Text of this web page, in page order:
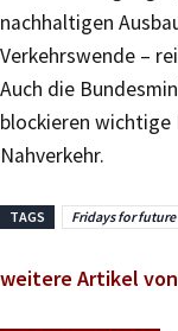
nachhaltigen
Verkehrswende –
Auch die
blockieren
Nahverkehr.
TAGS Fridays for future
weitere Artikel